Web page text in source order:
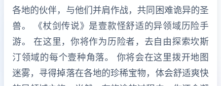
各地的伙伴，与他们并肩作战，共同困难诡异的圣
兽。 《杖剑传说》是壹款怪舒适的异领域历险手
游。 在这里，你将作为历险者，去自由探索坎斯
汀领域的每个壹种角落。 你将会在这里拨开地图
迷雾，寻得掉落在各地的珍稀宝物，体会舒适爽快